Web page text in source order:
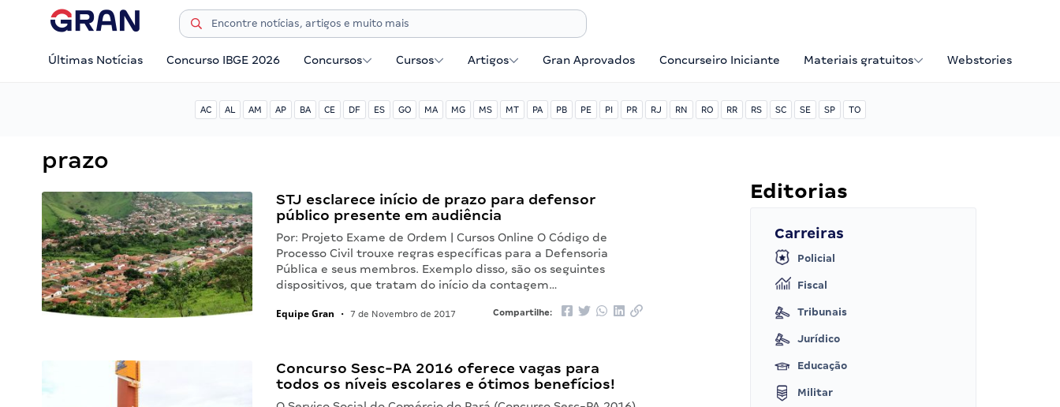
Últimas Notícias Concurso IBGE 2026 Concursos Cursos Artigos Gran Aprovados Concurseiro Iniciante Materiais gratuitos Webstories
AC AL AM AP BA CE DF ES GO MA MG MS MT PA PB PE PI PR RJ RN RO RR RS SC SE SP TO
prazo
STJ esclarece início de prazo para defensor
público presente em audiência
Por: Projeto Exame de Ordem | Cursos Online O Código de
Processo Civil trouxe regras específicas para a Defensoria
Pública e seus membros. Exemplo disso, são os seguintes
dispositivos, que tratam do início da contagem…
Equipe Gran • 7 de Novembro de 2017 Compartilhe:
Concurso Sesc-PA 2016 oferece vagas para
todos os níveis escolares e ótimos benefícios!
Editorias
Carreiras
Policial
Fiscal
Tribunais
Jurídico
Educação
Militar